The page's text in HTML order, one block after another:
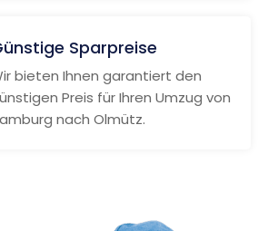
Sparpreise
bieten Ihnen garantiert den
Preis für Ihren Umzug von
nach Olmütz.